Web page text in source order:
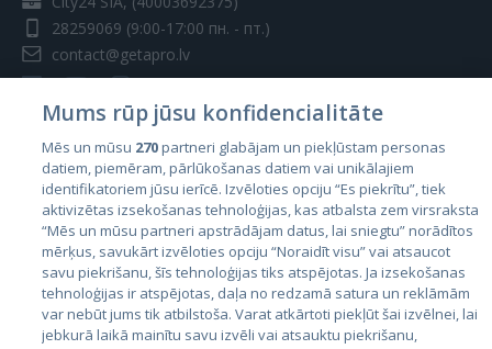
28259069 (9:00-17:00 пн. - пт.)
contact@getapro.lv
Страны
Эстония
Латвия
Литва
Mums rūp jūsu konfidencialitāte
Mēs un mūsu 270partneri glabājam un piekļūstam personas
datiem, piemēram, pārlūkošanas datiem vai unikālajiem
identifikatoriem jūsu ierīcē. Izvēloties opciju “Es piekrītu”, tiek
aktivizētas izsekošanas tehnoloģijas, kas atbalsta zem virsraksta
“Mēs un mūsu partneri apstrādājam datus, lai sniegtu” norādītos
mērķus, savukārt izvēloties opciju “Noraidīt visu” vai atsaucot
savu piekrišanu, šīs tehnoloģijas tiks atspējotas. Ja izsekošanas
tehnoloģijas ir atspējotas, daļa no redzamā satura un reklāmām
var nebūt jums tik atbilstoša. Varat atkārtoti piekļūt šai izvēlnei, lai
jebkurā laikā mainītu savu izvēli vai atsauktu piekrišanu,